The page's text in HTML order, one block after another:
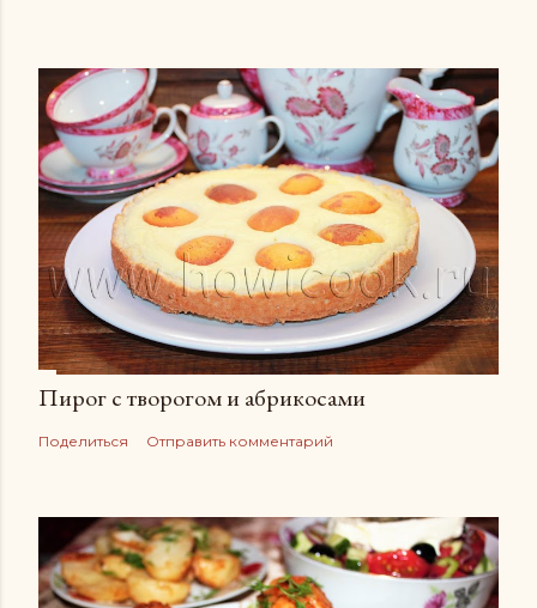
Пирог с творогом и абрикосами
Поделиться Отправить комментарий